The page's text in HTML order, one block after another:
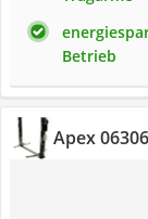
Betrieb
Apex 06306